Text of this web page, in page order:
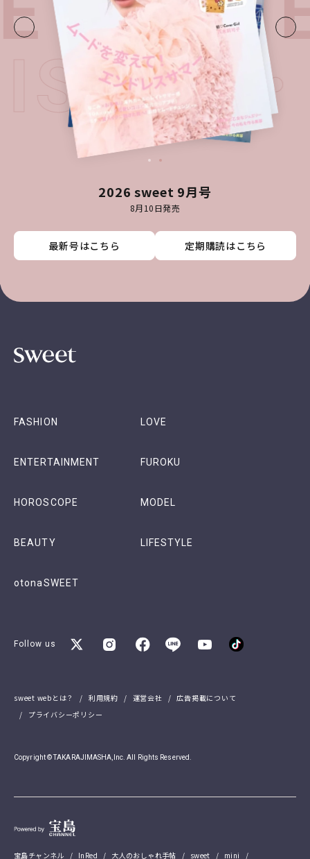
2026 sweet 9月号
8月10日発売
最新号はこちら 定期購読はこちら
最新号はこちら 定期購読はこちら
最新号はこちら 定期購読はこちら
最新号はこちら 定期購読はこちら
ISSUE
FASHION LOVE
ENTERTAINMENT FUROKU
HOROSCOPE MODEL
BEAUTY LIFESTYLE
otonaSWEET
Follow us
sweet webとは？ 利用規約 運営会社
広告掲載について
プライバシーポリシー
Copyright © TAKARAJIMASHA,Inc. All Rights Reserved.
宝島チャンネル InRed 大人のおしゃれ手帖 sweet mini